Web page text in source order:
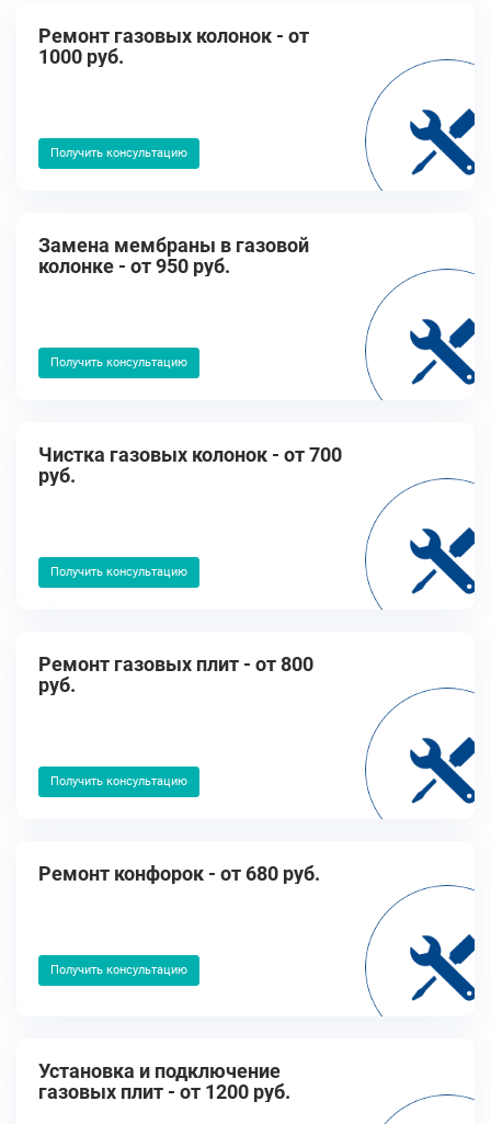
Ремонт газовых колонок - от
1000 руб.
Получить консультацию
Замена мембраны в газовой
колонке - от 950 руб.
Получить консультацию
Чистка газовых колонок - от 700
руб.
Получить консультацию
Ремонт газовых плит - от 800
руб.
Получить консультацию
Ремонт конфорок - от 680 руб.
Получить консультацию
Установка и подключение
газовых плит - от 1200 руб.